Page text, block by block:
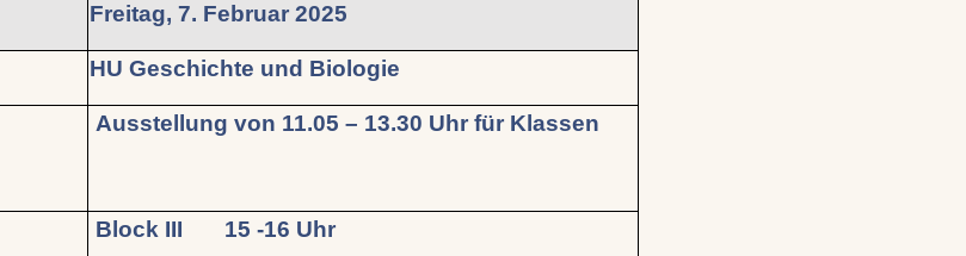
Freitag, 7. Februar 2025
HU Geschichte und Biologie
Ausstellung von 11.05 – 13.30 Uhr für Klassen
Block III 15 -16 Uhr